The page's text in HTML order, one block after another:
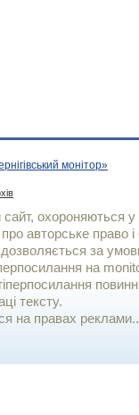
монітор»
охороняються у
авторське право і
за
на
тексту.
на правах реклами..